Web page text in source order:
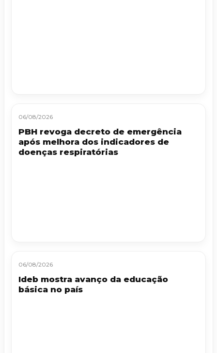
06/08/2026
PBH revoga decreto de emergência
após melhora dos indicadores de
doenças respiratórias
06/08/2026
Ideb mostra avanço da educação
básica no país